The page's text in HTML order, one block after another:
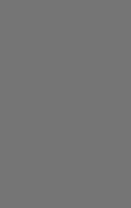
Facebook
auf